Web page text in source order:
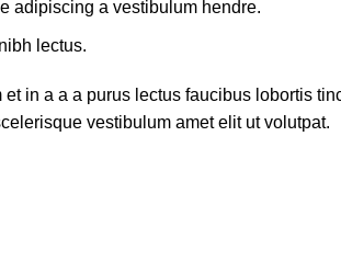
adipiscing a vestibulum hendre.
lectus.
in a a a purus lectus faucibus lobortis
vestibulum amet elit ut volutpat.